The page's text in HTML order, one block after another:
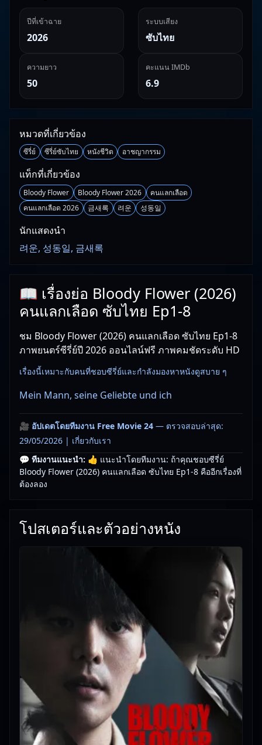
ปีที่เข้าฉาย
2026
ระบบเสียง
ซับไทย
ความยาว
50
คะแนน IMDb
6.9
หมวดที่เกี่ยวข้อง
ซีรี่ย์ ซีรี่ย์ซับไทย หนังชีวิต อาชญากรรม
แท็กที่เกี่ยวข้อง
Bloody Flower Bloody Flower 2026
คนแลกเลือด
คนแลกเลือด 2026
금새록 려운 성동일
นักแสดงนำ
려운, 성동일, 금새록
📖 เรื่องย่อ Bloody Flower (2026)
คนแลกเลือด ซับไทย Ep1-8
ชม Bloody Flower (2026) คนแลกเลือด ซับไทย Ep1-8
ภาพยนตร์ซีรี่ย์ปี 2026 ออนไลน์ฟรี ภาพคมชัดระดับ HD
เรื่องนี้เหมาะกับคนที่ชอบซีรี่ย์และกำลังมองหาหนังดูสบาย ๆ
Mein Mann, seine Geliebte und ich
🎥 อัปเดตโดยทีมงาน Free Movie 24 — ตรวจสอบล่าสุด:
29/05/2026 | เกี่ยวกับเรา
💬 ทีมงานแนะนำ: 👍 แนะนำโดยทีมงาน: ถ้าคุณชอบซีรี่ย์
Bloody Flower (2026) คนแลกเลือด ซับไทย Ep1-8 คืออีกเรื่องที่
ต้องลอง
โปสเตอร์และตัวอย่างหนัง